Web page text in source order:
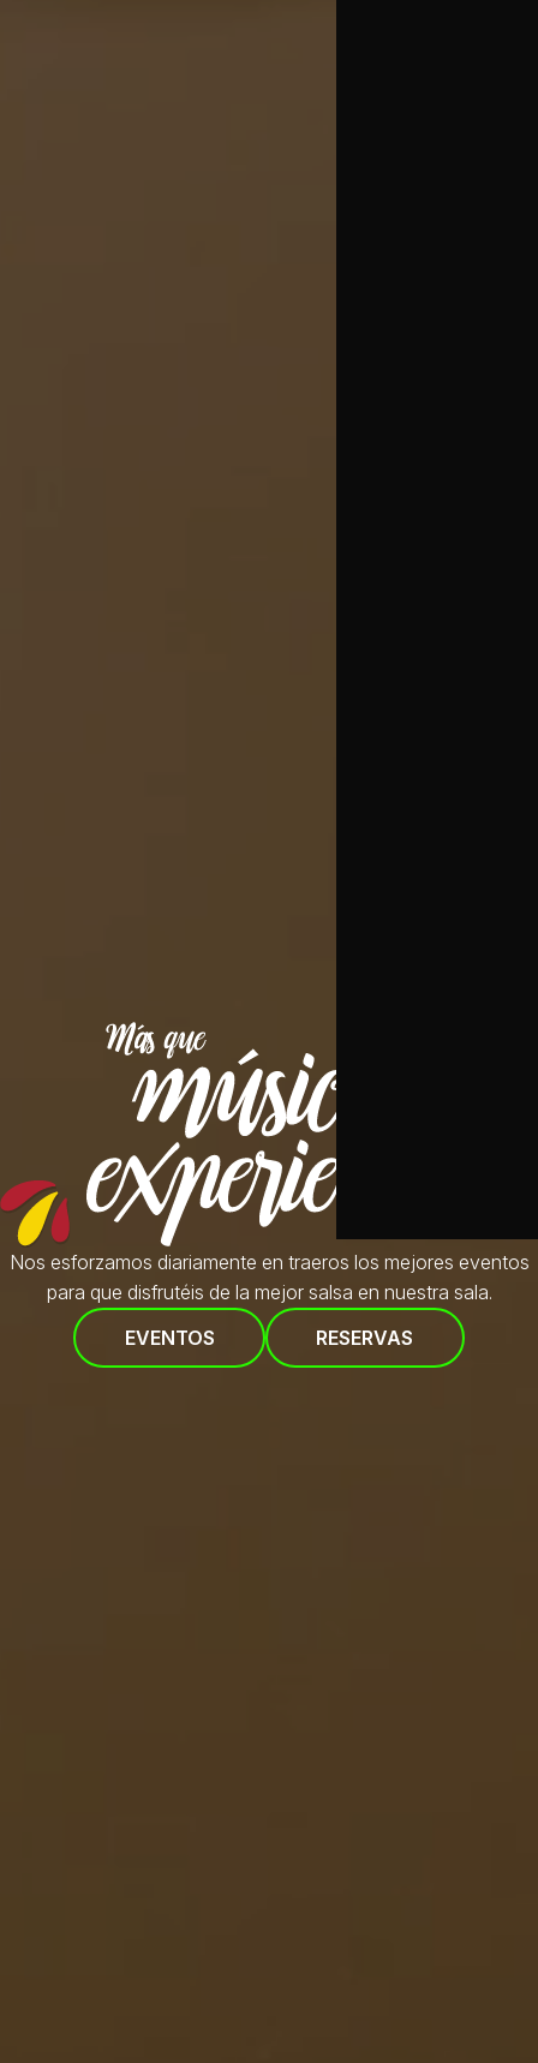
Nos esforzamos diariamente en traeros los mejores eventos
para que disfrutéis de la mejor salsa en nuestra sala.
EVENTOS
RESERVAS